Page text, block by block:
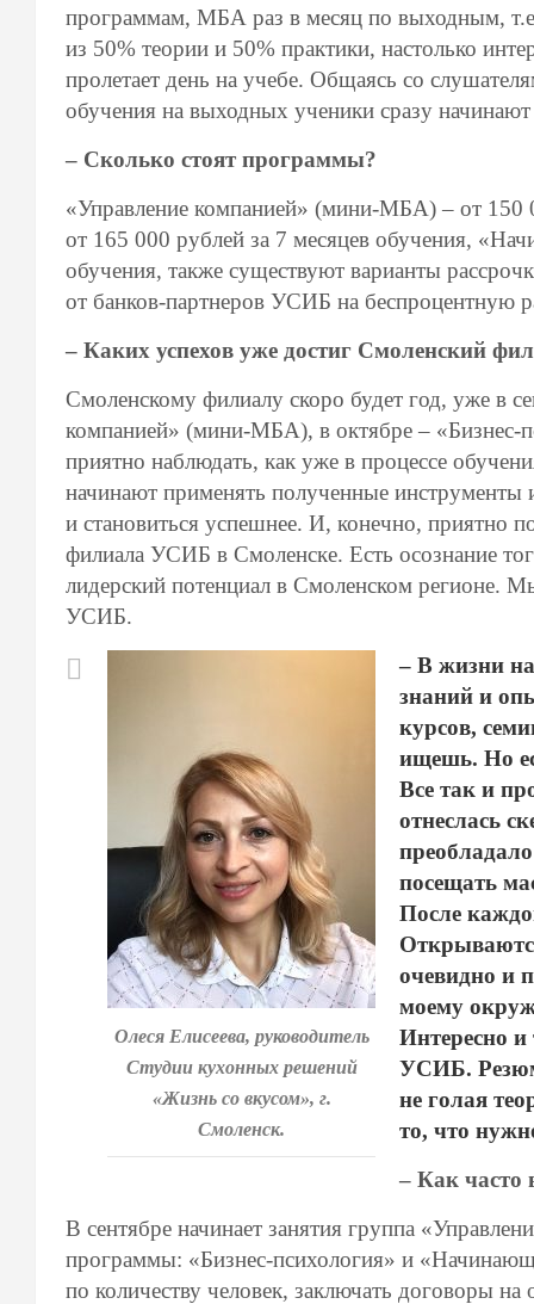
программам, МБА раз в месяц по выходным, т.е
из 50% теории и 50% практики, настолько
пролетает день на учебе. Общаясь со
обучения на выходных ученики сразу
– Сколько стоят программы?
«Управление компанией» (мини-МБА) – от 150
от 165 000 рублей за 7 месяцев обучения,
обучения, также существуют варианты
от банков-партнеров УСИБ на беспроцентную
– Каких успехов уже достиг Смоленский
Смоленскому филиалу скоро будет год, уже в
компанией» (мини-МБА), в октябре –
приятно наблюдать, как уже в процессе
начинают применять полученные инструменты
и становиться успешнее. И, конечно, приятно
филиала УСИБ в Смоленске. Есть осознание
лидерский потенциал в Смоленском регионе.
УСИБ.
Олеся Елисеева, руководитель
Студии кухонных решений
«Жизнь со вкусом», г.
Смоленск.
– В жизни
знаний и
курсов,
ищешь. Но
Все так и
отнеслась
посещать
После
очевидно и
моему
Интересно и
УСИБ.
не голая
то, что
– Как часто
В сентябре начинает занятия группа
программы: «Бизнес-психология» и
по количеству человек, заключать договоры